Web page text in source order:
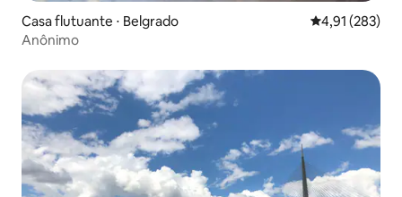
Casa flutuante ⋅ Belgrado 4,91 de uma
4,91 (283)
Anônimo